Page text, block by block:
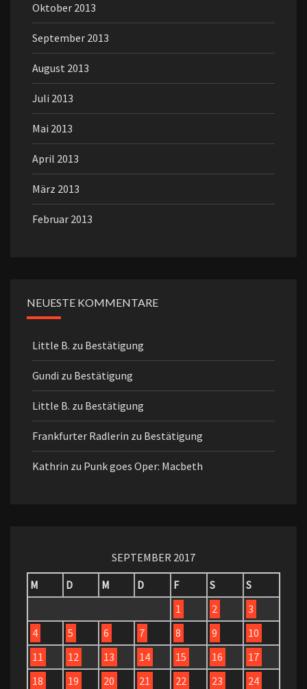
Oktober 2013
September 2013
August 2013
Juli 2013
Mai 2013
April 2013
März 2013
Februar 2013
NEUESTE KOMMENTARE
Little B. zu Bestätigung
Gundi zu Bestätigung
Little B. zu Bestätigung
Frankfurter Radlerin zu Bestätigung
Kathrin zu Punk goes Oper: Macbeth
SEPTEMBER 2017
M
D M D F S
S
1
2
3
4
5 6 7 8 9
10
11
12 13 14 15 16
17
18
19 20 21 22 23
24